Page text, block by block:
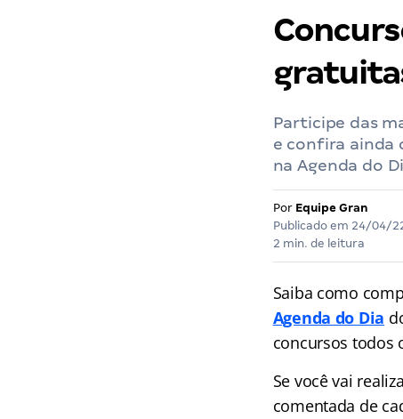
Participe das
e confira ainda
na Agenda do
Por Equipe Gran
Publicado em 24/04/
2 min. de leitura
Saiba como
Agenda do Dia
concursos todos
Se você vai
comentada de